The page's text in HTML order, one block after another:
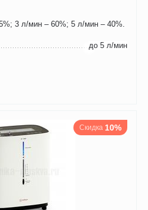
3 л/мин – 60%; 5 л/мин – 40%.
до 5 л/мин
Скидка 10%